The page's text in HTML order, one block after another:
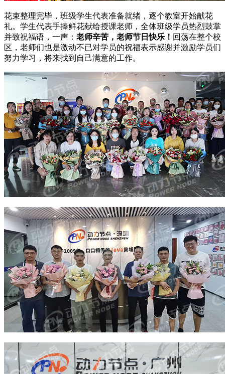
花束整理完毕，班级学生代表准备就绪，逐个教室开始献花
礼。学生代表手捧鲜花献给授课老师，全体班级学员热烈鼓掌
并致祝福语，一声： 老师辛苦，老师节日快乐！ 回荡在整个校
区，老师们也是激动不已对学员的祝福表示感谢并激励学员们
努力学习，将来找到自己满意的工作。